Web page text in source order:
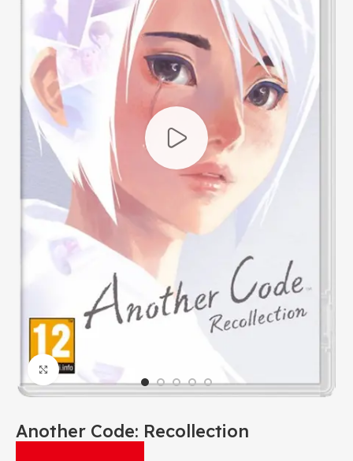
Click to enlarge
Another Code: Recollection